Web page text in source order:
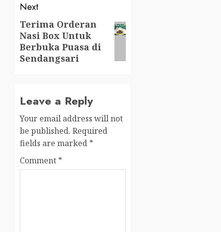
Next
Next
post:
Terima Orderan
Nasi Box Untuk
Berbuka Puasa di
Sendangsari
Leave a Reply
Your email address will not
be published. Required
fields are marked *
Comment *